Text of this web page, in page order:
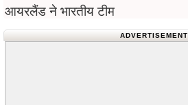
आयरलैंड ने भारतीय टीम
ADVERTISEMENT